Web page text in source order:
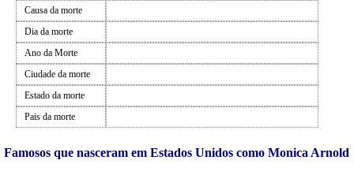
Causa da morte
Dia da morte
Ano da Morte
Ciudade da morte
Estado da morte
Pais da morte
Famosos que nasceram em Estados Unidos como Monica Arnold